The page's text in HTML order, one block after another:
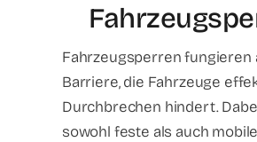
Fahrzeugsperren fungieren
Barriere, die Fahrzeuge
Durchbrechen hindert.
sowohl feste als auch